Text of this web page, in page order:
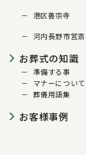
港区善宗寺
河内長野市営
お葬式の知識
準備する事
マナーについて
葬儀用語集
お客様事例